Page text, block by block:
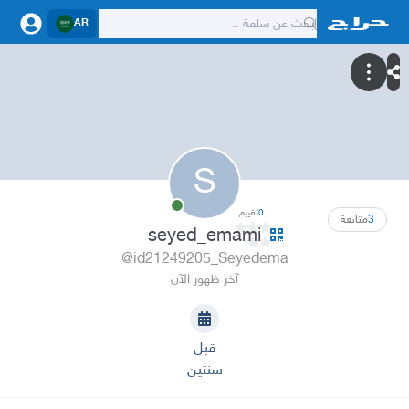
AR
S
3متابعة 0تقييم
seyed_emami
@id21249205_Seyedema
آخر ظهور الآن
قبل
سنتين